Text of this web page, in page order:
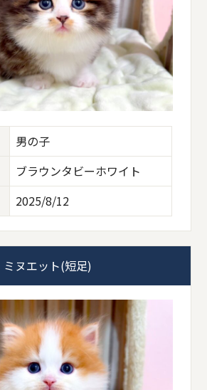
男の子
ブラウンタビーホワイト
2025/8/12
ミヌエット(短足)